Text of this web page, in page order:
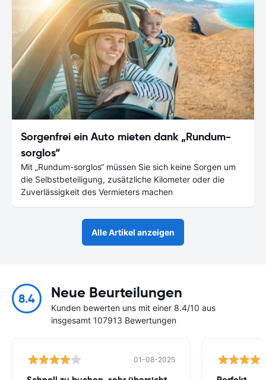
Sorgenfrei ein Auto mieten dank „Rundum-
sorglos“
Mit „Rundum-sorglos“ müssen Sie sich keine Sorgen um
die Selbstbeteiligung, zusätzliche Kilometer oder die
Zuverlässigkeit des Vermieters machen
Alle Artikel anzeigen
8.4 Neue Beurteilungen
Kunden bewerten uns mit einer 8.4/10 aus
insgesamt 107913 Bewertungen
01-08-2025